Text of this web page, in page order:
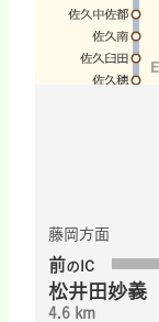
藤岡方面
前のIC
松井田妙義
4.6 km